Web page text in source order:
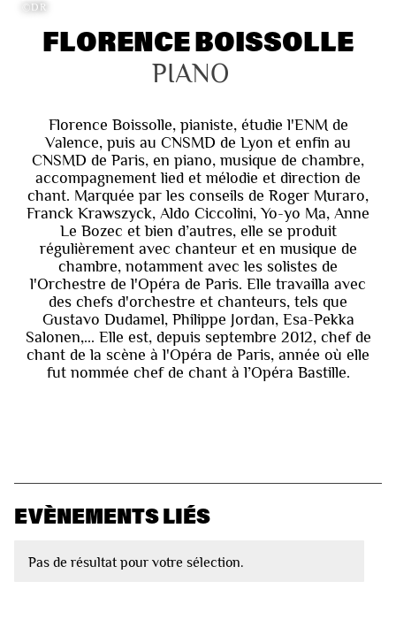
©DR
FLORENCE BOISSOLLE
PIANO
Florence Boissolle, pianiste, étudie l'ENM de
Valence, puis au CNSMD de Lyon et enfin au
CNSMD de Paris, en piano, musique de chambre,
accompagnement lied et mélodie et direction de
chant. Marquée par les conseils de Roger Muraro,
Franck Krawszyck, Aldo Ciccolini, Yo-yo Ma, Anne
Le Bozec et bien d’autres, elle se produit
régulièrement avec chanteur et en musique de
chambre, notamment avec les solistes de
l'Orchestre de l'Opéra de Paris. Elle travailla avec
des chefs d'orchestre et chanteurs, tels que
Gustavo Dudamel, Philippe Jordan, Esa-Pekka
Salonen,... Elle est, depuis septembre 2012, chef de
chant de la scène à l'Opéra de Paris, année où elle
fut nommée chef de chant à l’Opéra Bastille.
EVÈNEMENTS LIÉS
Pas de résultat pour votre sélection.